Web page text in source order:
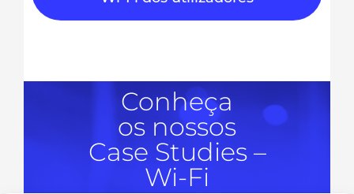
Conheça
os nossos
Case Studies –
Wi-Fi